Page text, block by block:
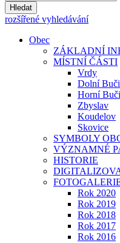
Hledat
rozšířené vyhledávání
Obec
ZÁKLADNÍ
MÍSTNÍ ČÁSTI
Vrdy
Dolní
Horní
Zbyslav
Koudelov
Skovice
SYMBOLY
VÝZNAMNÉ
HISTORIE
Rok 2020
Rok 2019
Rok 2018
Rok 2017
Rok 2016